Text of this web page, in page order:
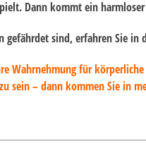
Dann kommt ein
gefährdet sind, erfahren Sie in
Wahrnehmung für
sein – dann kommen Sie in